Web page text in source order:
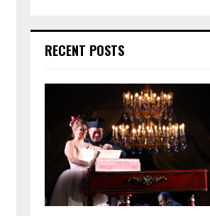
RECENT POSTS